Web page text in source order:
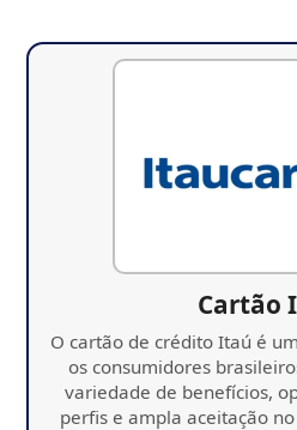
Cartão
O cartão de crédito Itaú é
os consumidores
variedade de benefícios,
perfis e ampla aceitação